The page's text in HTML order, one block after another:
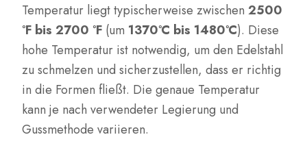
Temperatur liegt typischerweise zwischen2500
°F bis 2700 °F (um 1370°C bis 1480°C). Diese
hohe Temperatur ist notwendig, um den Edelstahl
zu schmelzen und sicherzustellen, dass er richtig
in die Formen fließt. Die genaue Temperatur
kann je nach verwendeter Legierung und
Gussmethode variieren.